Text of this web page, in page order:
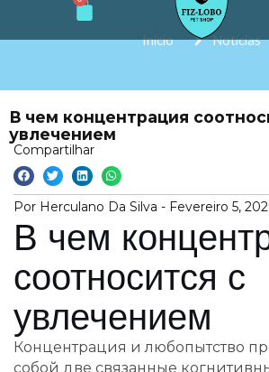
o
r
o
e
Início Notícias
В чем концентрация
увлечением
Compartilhar
Por Herculano Da Silva - Fevereiro 5,
В чем
соотносится с
увлечением
Концентрация и любопытство
собой две связанные